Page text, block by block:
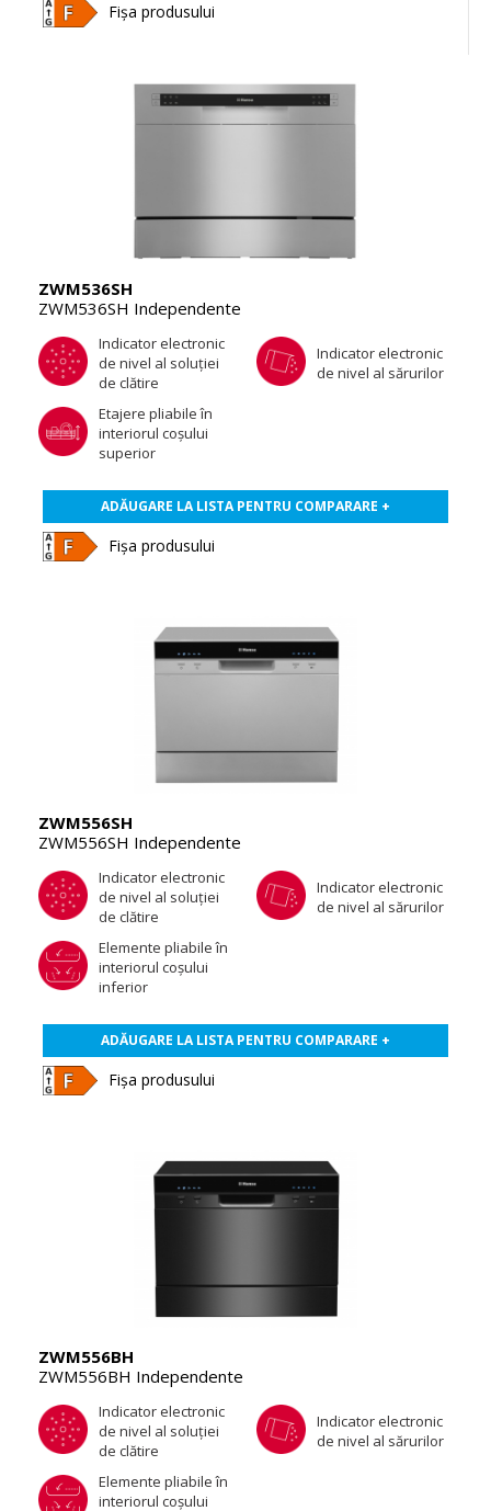
Fișa produsului
ZWM536SH
ZWM536SH Independente
Indicator electronic
de nivel al soluţiei
de clătire
Indicator electronic
de nivel al sărurilor
Etajere pliabile în
interiorul coşului
superior
ADĂUGARE LA LISTA PENTRU COMPARARE +
Fișa produsului
ZWM556SH
ZWM556SH Independente
Indicator electronic
de nivel al soluţiei
de clătire
Indicator electronic
de nivel al sărurilor
Elemente pliabile în
interiorul coşului
inferior
ADĂUGARE LA LISTA PENTRU COMPARARE +
Fișa produsului
ZWM556BH
ZWM556BH Independente
Indicator electronic
de nivel al soluţiei
de clătire
Indicator electronic
de nivel al sărurilor
Elemente pliabile în
interiorul coşului